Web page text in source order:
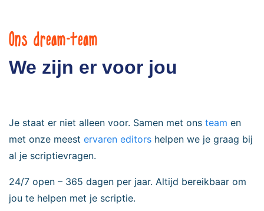
Ons dream-team
We zijn er voor jou
Je staat er niet alleen voor. Samen met ons team en
met onze meest ervaren editors helpen we je graag bij
al je scriptievragen.
24/7 open – 365 dagen per jaar. Altijd bereikbaar om
jou te helpen met je scriptie.